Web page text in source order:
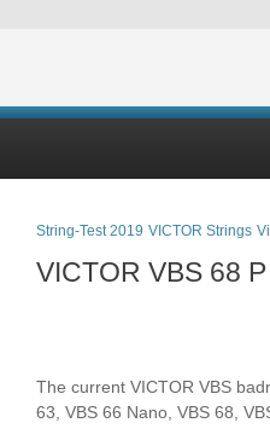
String-Test 2019 VICTOR Strings
VICTOR VBS 68
The current VICTOR VBS
63, VBS 66 Nano, VBS 68,